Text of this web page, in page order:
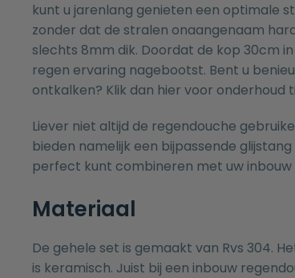
kunt u jarenlang genieten een optimale
zonder dat de stralen onaangenaam
slechts 8mm dik. Doordat de kop 30cm
regen ervaring nagebootst. Bent u
ontkalken? Klik dan hier voor onderhoud
Liever niet altijd de regendouche
bieden namelijk een bijpassende
perfect kunt combineren met uw
Materiaal
De gehele set is gemaakt van Rvs 304.
is keramisch. Juist bij een inbouw